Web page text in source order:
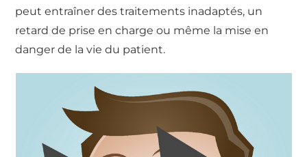
peut entraîner des traitements inadaptés, un
retard de prise en charge ou même la mise en
danger de la vie du patient.